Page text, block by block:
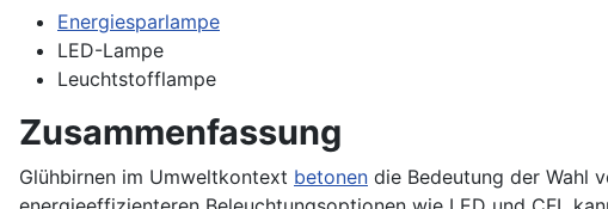
Energiesparlampe
LED-Lampe
Leuchtstofflampe
Zusammenfassung
Glühbirnen im Umweltkontext betonen die Bedeutung der Wahl